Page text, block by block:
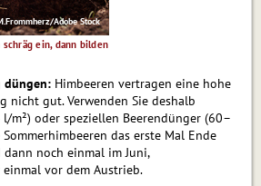
Adobe Stock
ein, dann bilden
düngen: Himbeeren vertragen eine hohe
nicht gut. Verwenden Sie deshalb
m²) oder speziellen Beerendünger (60–
das erste Mal Ende
noch einmal im Juni,
vor dem Austrieb.